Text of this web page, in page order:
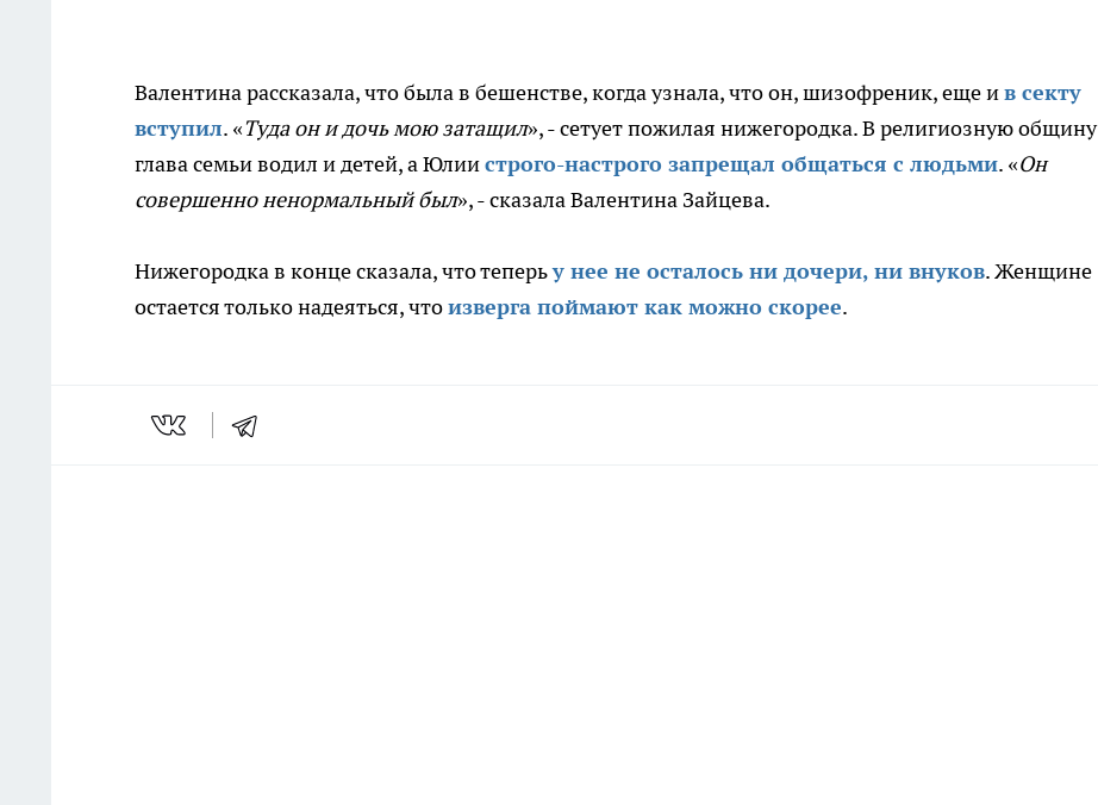
Валентина рассказала, что была в бешенстве, когда узнала, что он, шизофреник, еще ив секту
вступил. «Туда он и дочь мою затащил», - сетует пожилая нижегородка. В религиозную общину
глава семьи водил и детей, а Юлиистрого-настрого запрещал общаться с людьми. «Он
совершенно ненормальный был», - сказала Валентина Зайцева.
Нижегородка в конце сказала, что теперьу нее не осталось ни дочери, ни внуков. Женщине
остается только надеяться, чтоизверга поймают как можно скорее.